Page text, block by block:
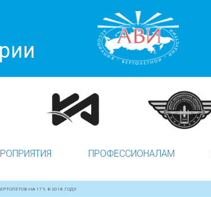
ПРОФЕССИОНАЛАМ
НА 17% В 2018 ГОДУ